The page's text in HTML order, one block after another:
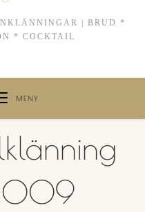
| BRUD *
* COCKTAIL
MENY